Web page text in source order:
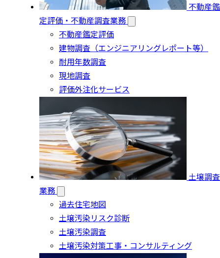
不動産鑑
定評価・不動産調査業務
不動産鑑定評価
建物調査（エンジニアリングレポート等）
耐用年数調査
現地調査
評価外注化サービス
土壌調査
業務
過去住宅地図
土壌汚染リスク診断
土壌汚染調査
土壌汚染対策工事・コンサルティング